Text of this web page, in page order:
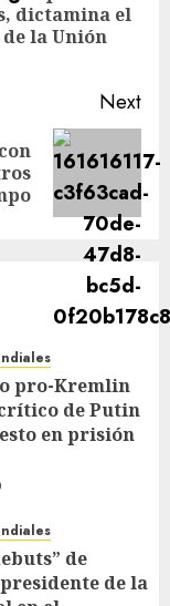
dictamina el
la Unión
Next
pro-Kremlin
de Putin
en prisión
de
de la